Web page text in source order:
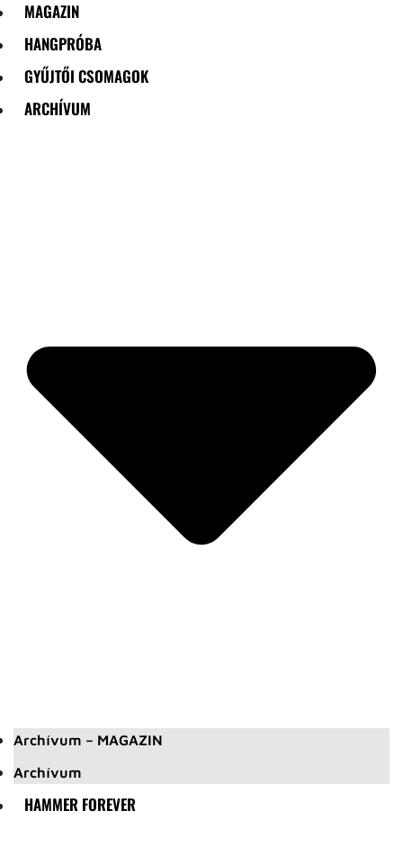
MAGAZIN
HANGPRÓBA
GYŰJTŐI CSOMAGOK
ARCHÍVUM
Archívum – MAGAZIN
Archívum
HAMMER FOREVER